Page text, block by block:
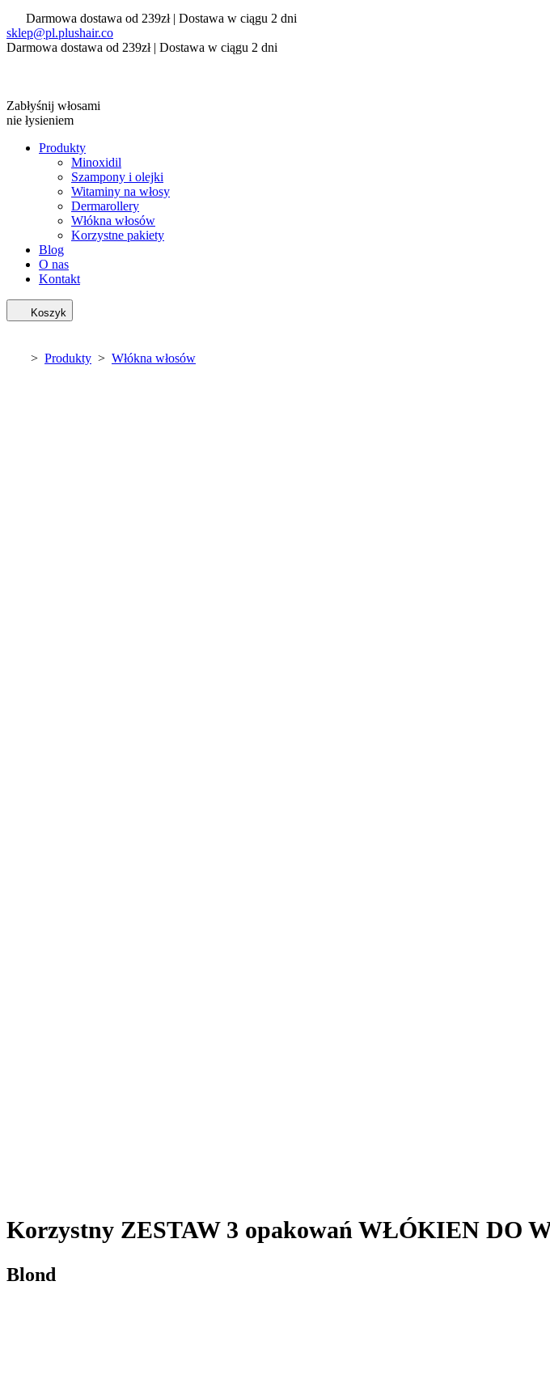
Darmowa dostawa od 239zł | Dostawa w ciągu 2 dni
sklep@pl.plushair.co
Darmowa dostawa od 239zł | Dostawa w ciągu 2 dni
Zabłyśnij włosami
nie łysieniem
Produkty
Minoxidil
Szampony i olejki
Witaminy na włosy
Dermarollery
Włókna włosów
Korzystne pakiety
Blog
O nas
Kontakt
Koszyk
> Produkty > Włókna włosów
Korzystny ZESTAW 3 opakowań WŁÓKIEN DO
Blond